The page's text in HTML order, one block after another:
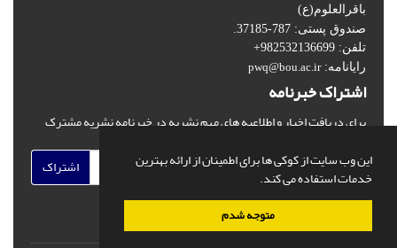
این وب سایت از کوکی ها برای اطمینان از ارائه بهترین
خدمات استفاده می کند.
متوجه شدم
باقرالعلوم(ع)
صندوق پستی: 787-37185.
تلفن: 982532136699+
رایانامه:pwq@bou.ac.ir
اشتراک خبرنامه
برای دریافت اخبار و اطلاعیه های مهم نشریه در خبرنامه نشریه مشترک
اشتراک